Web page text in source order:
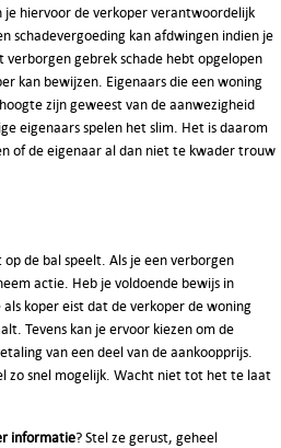
hiervoor de verkoper verantwoordelijk
schadevergoeding kan afdwingen indien je
gebrek schade hebt opgelopen
kan bewijzen. Eigenaars die een woning
zijn geweest van de aanwezigheid
eigenaars spelen het slim. Het is daarom
of de eigenaar al dan niet te kwader trouw
de bal speelt. Als je een verborgen
actie. Heb je voldoende bewijs in
koper eist dat de verkoper de woning
Tevens kan je ervoor kiezen om de
van een deel van de aankoopprijs.
zo snel mogelijk. Wacht niet tot het te laat
informatie? Stel ze gerust, geheel